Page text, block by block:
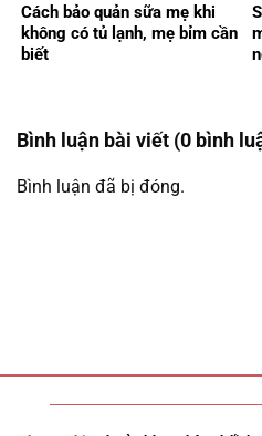
Cách bảo quản sữa mẹ khi
không có tủ lạnh, mẹ bỉm cần
biết
Bình luận bài viết (0 bình
Bình luận đã bị đóng.